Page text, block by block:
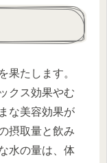
果たします。
クス効果やむ
な美容効果が
摂取量と飲み
水の量は、体